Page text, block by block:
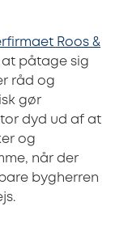
Roos &
påtage sig
råd og
gør
dyd ud af at
og
når der
bygherren